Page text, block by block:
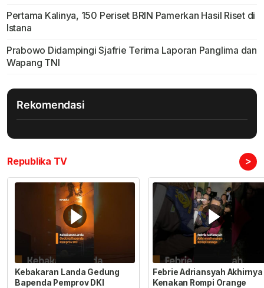
Pertama Kalinya, 150 Periset BRIN Pamerkan Hasil Riset di
Istana
Prabowo Didampingi Sjafrie Terima Laporan Panglima dan
Wapang TNI
Rekomendasi
Republika TV >
Kebakaran Landa Gedung
Bapenda Pemprov DKI
Febrie Adriansyah Akhirnya
Kenakan Rompi Orange